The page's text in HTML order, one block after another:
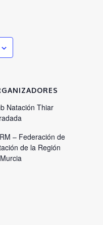
Natación Thiar
– Federación de
de la Región